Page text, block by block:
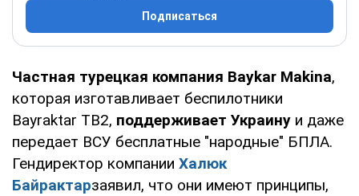
Подписаться
Частная турецкая компания Baykar Makina,
которая изготавливает беспилотники
Bayraktar TB2, поддерживает Украину и даже
передает ВСУ бесплатные "народные" БПЛА.
Гендиректор компании Халюк
Байрактарзаявил, что они имеют принципы,